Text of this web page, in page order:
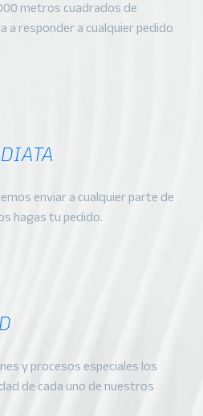
metros cuadrados de
a responder a cualquier pedido
enviar a cualquier parte de
hagas tu pedido.
y procesos especiales los
de cada uno de nuestros